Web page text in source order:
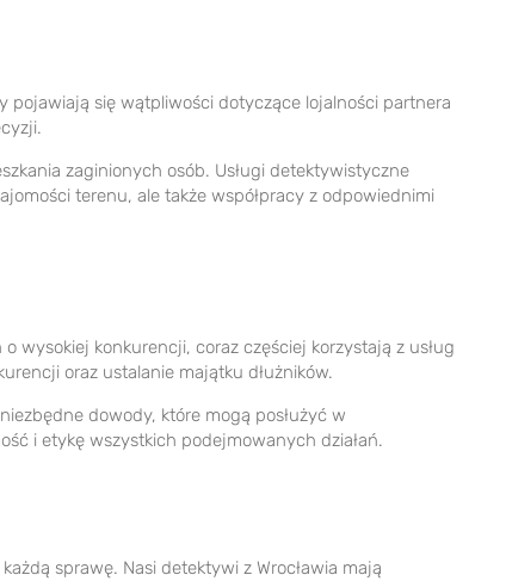
się wątpliwości dotyczące lojalności partnera
zaginionych osób. Usługi detektywistyczne
terenu, ale także współpracy z odpowiednimi
wysokiej konkurencji, coraz częściej korzystają z usług
oraz ustalanie majątku dłużników.
dowody, które mogą posłużyć w
i etykę wszystkich podejmowanych działań.
sprawę. Nasi detektywi z Wrocławia mają